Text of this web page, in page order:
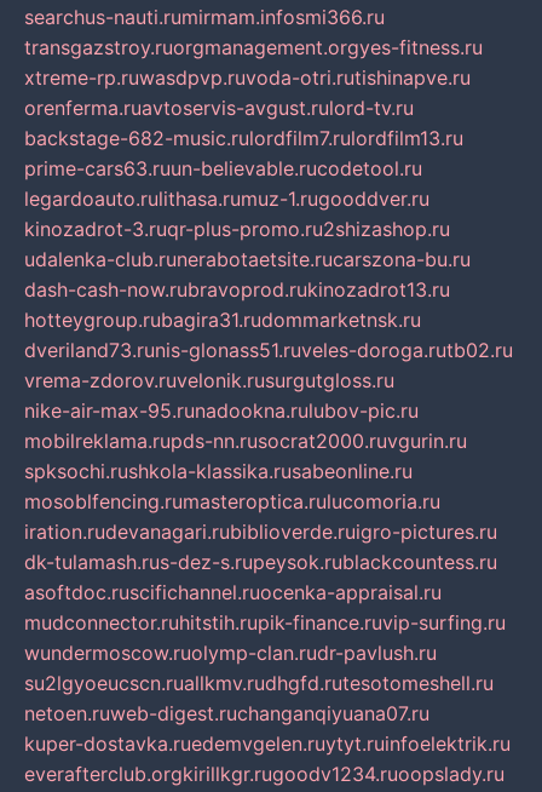
searchus-nauti.rumirmam.infosmi366.ru
transgazstroy.ruorgmanagement.orgyes-fitness.ru
xtreme-rp.ruwasdpvp.ruvoda-otri.rutishinapve.ru
orenferma.ruavtoservis-avgust.rulord-tv.ru
backstage-682-music.rulordfilm7.rulordfilm13.ru
prime-cars63.ruun-believable.rucodetool.ru
legardoauto.rulithasa.rumuz-1.rugooddver.ru
kinozadrot-3.ruqr-plus-promo.ru2shizashop.ru
udalenka-club.runerabotaetsite.rucarszona-bu.ru
dash-cash-now.rubravoprod.rukinozadrot13.ru
hotteygroup.rubagira31.rudommarketnsk.ru
dveriland73.runis-glonass51.ruveles-doroga.rutb02.ru
vrema-zdorov.ruvelonik.rusurgutgloss.ru
nike-air-max-95.runadookna.rulubov-pic.ru
mobilreklama.rupds-nn.rusocrat2000.ruvgurin.ru
spksochi.rushkola-klassika.rusabeonline.ru
mosoblfencing.rumasteroptica.rulucomoria.ru
iration.rudevanagari.rubiblioverde.ruigro-pictures.ru
dk-tulamash.rus-dez-s.rupeysok.rublackcountess.ru
asoftdoc.ruscifichannel.ruocenka-appraisal.ru
mudconnector.ruhitstih.rupik-finance.ruvip-surfing.ru
wundermoscow.ruolymp-clan.rudr-pavlush.ru
su2lgyoeucscn.ruallkmv.rudhgfd.rutesotomeshell.ru
netoen.ruweb-digest.ruchanganqiyuana07.ru
kuper-dostavka.ruedemvgelen.ruytyt.ruinfoelektrik.ru
everafterclub.orgkirillkgr.rugoodv1234.ruoopslady.ru